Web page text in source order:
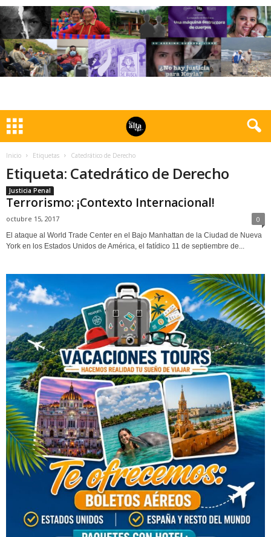
Inicio Etiquetas Catedrático de Derecho
Etiqueta: Catedrático de Derecho
Justicia Penal
Terrorismo: ¡Contexto Internacional!
octubre 15, 2017 0
El ataque al World Trade Center en el Bajo Manhattan de la Ciudad de Nueva
York en los Estados Unidos de América, el fatídico 11 de septiembre de...